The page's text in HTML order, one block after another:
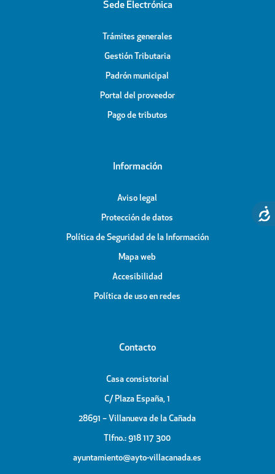
Sede Electrónica
Trámites generales
Gestión Tributaria
Padrón municipal
Portal del proveedor
Pago de tributos
Información
Aviso legal
Protección de datos
Política de Seguridad de la Información
Mapa web
Accesibilidad
Política de uso en redes
Contacto
Casa consistorial
C/ Plaza España, 1
28691 – Villanueva de la Cañada
Tlfno.: 918 117 300
ayuntamiento@ayto-villacanada.es